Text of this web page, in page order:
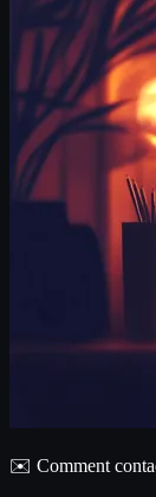
✉️ Comment